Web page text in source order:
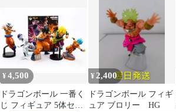
¥4,500
ドラゴンボール 一番く
じ フィギュア 5体セッ
¥ 2,400
ドラゴンボール フィギ
ュア ブロリー HG